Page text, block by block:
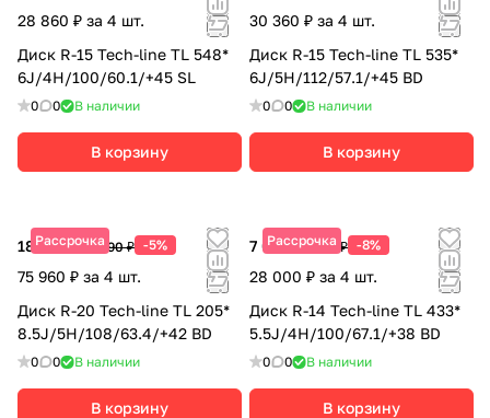
28 860 ₽ за 4 шт.
Диск R-15 Tech-line TL 548*
6J/4H/100/60.1/+45 SL
0 0 В наличии
В корзину
30 360 ₽ за 4 шт.
Диск R-15 Tech-line TL 535*
6J/5H/112/57.1/+45 BD
0 0 В наличии
В корзину
Рассрочка
18 990 ₽19 990 ₽ -5%
75 960 ₽ за 4 шт.
Диск R-20 Tech-line TL 205*
8.5J/5H/108/63.4/+42 BD
0 0 В наличии
В корзину
Рассрочка
7 000 ₽7 610 ₽ -8%
28 000 ₽ за 4 шт.
Диск R-14 Tech-line TL 433*
5.5J/4H/100/67.1/+38 BD
0 0 В наличии
В корзину